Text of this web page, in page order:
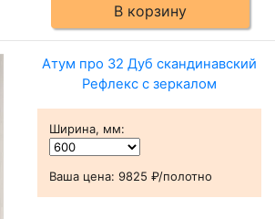
В корзину
Атум про 32 Дуб скандинавский
Рефлекс с зеркалом
Ширина, мм:
Ваша цена: 9825 ₽/полотно